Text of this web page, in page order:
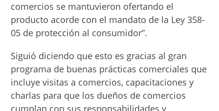
comercios se mantuvieron ofertando el
producto acorde con el mandato de la Ley 358-
05 de protección al consumidor”.
Siguió diciendo que esto es gracias al gran
programa de buenas prácticas comerciales que
incluye visitas a comercios, capacitaciones y
charlas para que los dueños de comercios
cumplan con sus responsabilidades y